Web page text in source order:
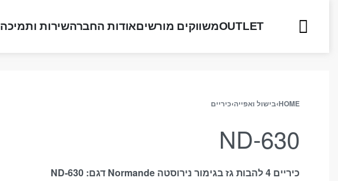
OUTLETמשווקים מורשיםאודות החברהשירות ותמיכה
HOME
›בישול ואפייה›כיריים
ND-630
כיריים 4 להבות גז בגימור נירוסטה Normande דגם: ND-630